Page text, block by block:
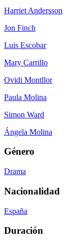
Harriet Andersson
Jon Finch
Luis Escobar
Mary Carrillo
Ovidi Montllor
Paula Molina
Simon Ward
Ángela Molina
Género
Drama
Nacionalidad
España
Duración